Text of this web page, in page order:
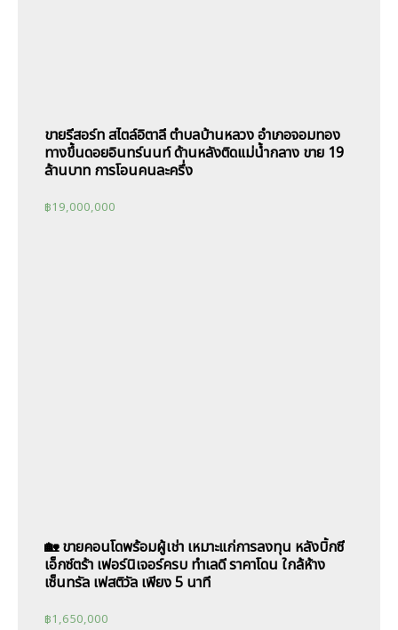
ขายรีสอร์ท สไตล์อิตาลี ตำบลบ้านหลวง อำเภอจอมทอง
ทางขึ้นดอยอินทร์นนท์ ด้านหลังติดแม่น้ำกลาง ขาย 19
ล้านบาท การโอนคนละครึ่ง
฿19,000,000
🏡 ขายคอนโดพร้อมผู้เช่า เหมาะแก่การลงทุน หลังบิ้กซี
เอ็กซ์ตร้า เฟอร์นิเจอร์ครบ ทำเลดี ราคาโดน ใกล้ห้าง
เซ็นทรัล เฟสติวัล เพียง 5 นาที
฿1,650,000